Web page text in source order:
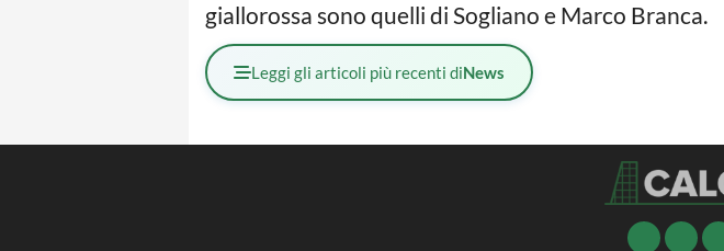
giallorossa sono quelli di Sogliano e Marco Branca.
Leggi gli articoli più recenti diNews